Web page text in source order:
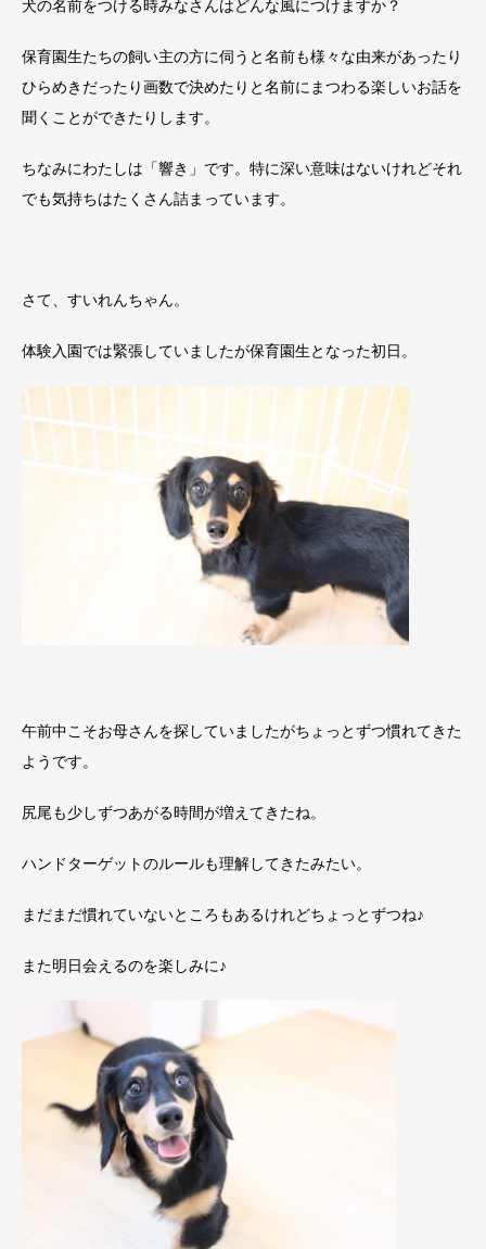
犬の名前をつける時みなさんはどんな風につけますか？
保育園生たちの飼い主の方に伺うと名前も様々な由来があったり
ひらめきだったり画数で決めたりと名前にまつわる楽しいお話を
聞くことができたりします。
ちなみにわたしは「響き」です。特に深い意味はないけれどそれ
でも気持ちはたくさん詰まっています。
さて、すいれんちゃん。
体験入園では緊張していましたが保育園生となった初日。
午前中こそお母さんを探していましたがちょっとずつ慣れてきた
ようです。
尻尾も少しずつあがる時間が増えてきたね。
ハンドターゲットのルールも理解してきたみたい。
まだまだ慣れていないところもあるけれどちょっとずつね♪
また明日会えるのを楽しみに♪